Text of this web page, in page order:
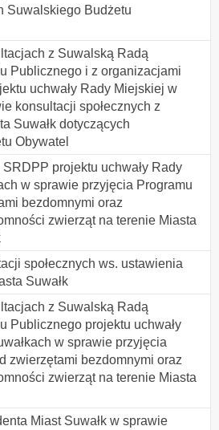
Suwalskiego Budżetu
z Suwalską Radą
Publicznego i z organizacjami
uchwały Rady Miejskiej w
konsultacji społecznych z
Suwałk dotyczących
Obywatel
projektu uchwały Rady
w sprawie przyjęcia Programu
bezdomnymi oraz
zwierząt na terenie Miasta
społecznych ws. ustawienia
Suwałk
z Suwalską Radą
Publicznego projektu uchwały
w sprawie przyjęcia
zwierzętami bezdomnymi oraz
zwierząt na terenie Miasta
Miast Suwałk w sprawie